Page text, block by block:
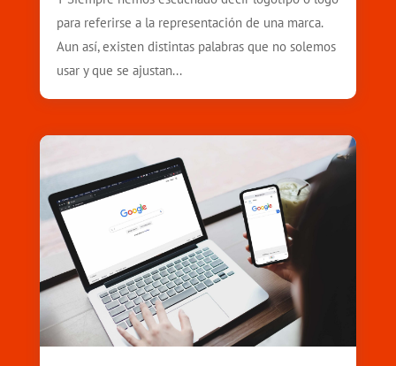
para referirse a la representación de una marca.
Aun así, existen distintas palabras que no solemos
usar y que se ajustan...